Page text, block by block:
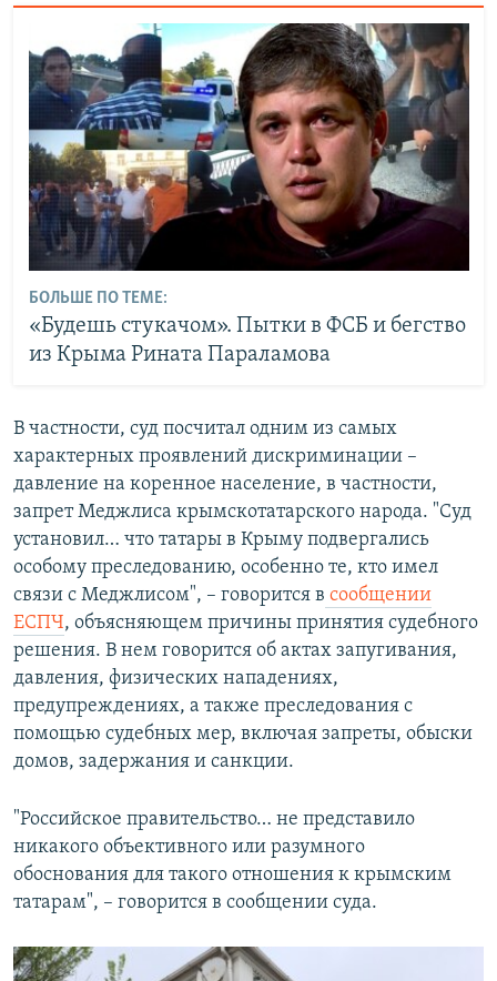
БОЛЬШЕ ПО ТЕМЕ:
«Будешь стукачом». Пытки в ФСБ и бегство
из Крыма Рината Параламова
В частности, суд посчитал одним из самых
характерных проявлений дискриминации –
давление на коренное население, в частности,
запрет Меджлиса крымскотатарского народа. "Суд
установил… что татары в Крыму подвергались
особому преследованию, особенно те, кто имел
связи с Меджлисом", – говорится в сообщении
ЕСПЧ, объясняющем причины принятия судебного
решения. В нем говорится об актах запугивания,
давления, физических нападениях,
предупреждениях, а также преследования с
помощью судебных мер, включая запреты, обыски
домов, задержания и санкции.
"Российское правительство… не представило
никакого объективного или разумного
обоснования для такого отношения к крымским
татарам", – говорится в сообщении суда.